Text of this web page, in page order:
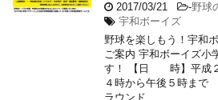
2017/03/21 -野球
宇和ボーイズ
野球を楽しもう！宇和
ご案内 宇和ボーイズ小
す！ 【日 時】平成２
４時から午後５時ま
ラウンド ...